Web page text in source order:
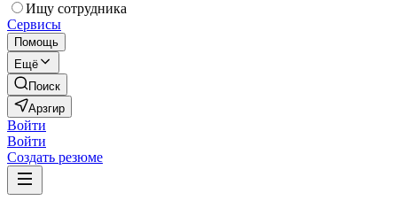
Ищу сотрудника
Сервисы
Помощь
Ещё
Поиск
Арзгир
Войти
Войти
Создать резюме